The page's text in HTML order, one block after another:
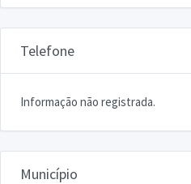
Telefone
Informação não registrada.
Município